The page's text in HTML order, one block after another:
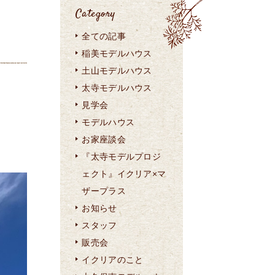
Category
全ての記事
稲美モデルハウス
土山モデルハウス
太寺モデルハウス
見学会
モデルハウス
お家座談会
『太寺モデルプロジ
ェクト』イクリア×マ
ザープラス
お知らせ
スタッフ
販売会
イクリアのこと